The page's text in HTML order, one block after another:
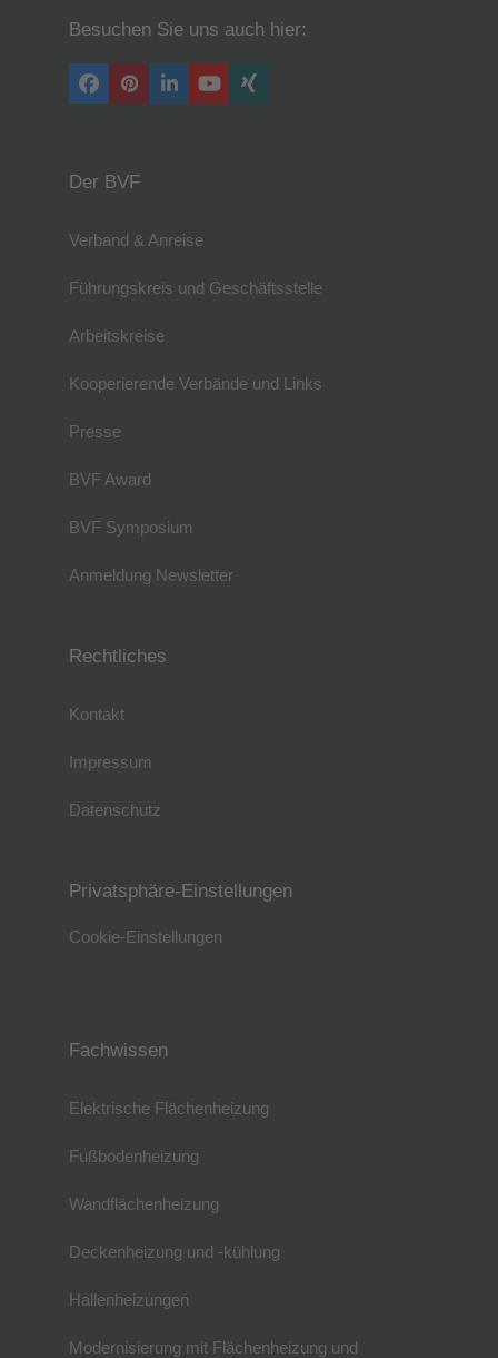
Besuchen Sie uns auch hier:
Facebook
PinterestLinkedInYouTube
Xing
Der BVF
Verband & Anreise
Führungskreis und Geschäftsstelle
Arbeitskreise
Kooperierende Verbände und Links
Presse
BVF Award
BVF Symposium
Anmeldung Newsletter
Rechtliches
Kontakt
Impressum
Datenschutz
Privatsphäre-Einstellungen
Cookie-Einstellungen
Fachwissen
Elektrische Flächenheizung
Fußbodenheizung
Wandflächenheizung
Deckenheizung und -kühlung
Hallenheizungen
Modernisierung mit Flächenheizung und